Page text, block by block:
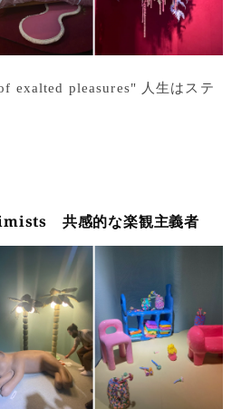
exalted pleasures" 人生はステ
共感的な楽観主義者